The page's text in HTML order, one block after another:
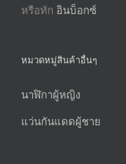
หรือทัก อินบ็อกซ์
หมวดหมู่สินค้าอื่นๆ
นาฬิกาผู้หญิง
แว่นกันแดดผู้ชาย